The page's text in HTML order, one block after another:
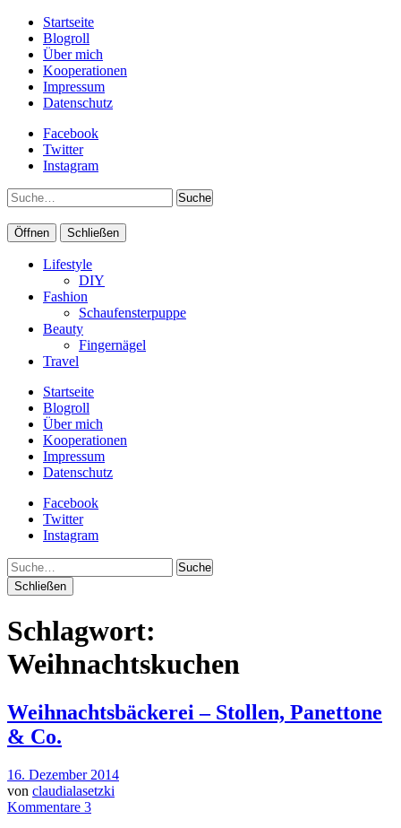
Startseite
Blogroll
Über mich
Kooperationen
Impressum
Datenschutz
Facebook
Twitter
Instagram
Suche
Öffnen Schließen
Lifestyle
DIY
Fashion
Schaufensterpuppe
Beauty
Fingernägel
Travel
Startseite
Blogroll
Über mich
Kooperationen
Impressum
Datenschutz
Facebook
Twitter
Instagram
Suche
Schließen
Schlagwort:
Weihnachtskuchen
Weihnachtsbäckerei – Stollen, Panettone
& Co.
16. Dezember 2014
von claudialasetzki
Kommentare 3